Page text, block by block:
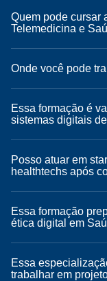
Quem pode cursar
Telemedicina e
Onde você pode
Essa formação é
sistemas digitais
Posso atuar em
healthtechs após
Essa formação
ética digital em
Essa
trabalhar em